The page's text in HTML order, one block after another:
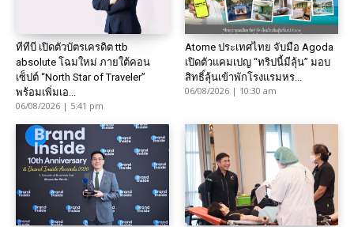
ทีทีบี เปิดตัวบัตรเครดิต ttb
absolute โฉมใหม่ ภายใต้คอน
เซ็ปต์ “North Star of Traveler”
พร้อมเพิ่มเอ...
06/08/2026 | 5:41 pm
Atome ประเทศไทย จับมือ Agoda
เปิดตัวแคมเปญ “ทริปนี้มีลุ้น” มอบ
สิทธิ์ลุ้นเข้าพักโรงแรมหร...
06/08/2026 | 10:30 am